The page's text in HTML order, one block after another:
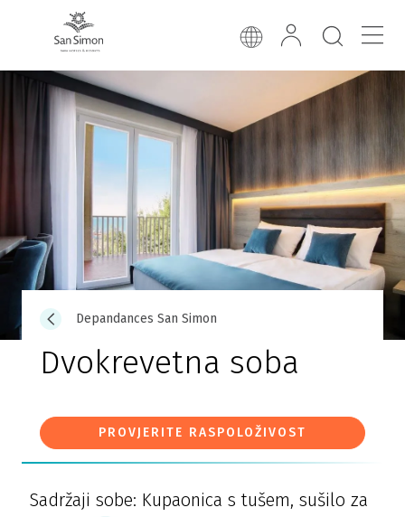
Depandances San Simon
Dvokrevetna soba
PROVJERITE RASPOLOŽIVOST
Sadržaji sobe: Kupaonica s tušem, sušilo za